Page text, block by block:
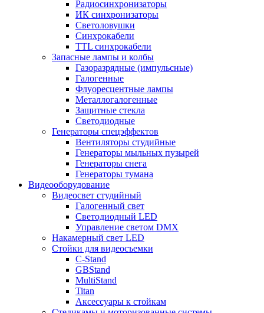
Радиосинхронизаторы
ИК синхронизаторы
Светоловушки
Синхрокабели
TTL синхрокабели
Запасные лампы и колбы
Газоразрядные (импульсные)
Галогенные
Флуоресцентные лампы
Металлогалогенные
Защитные стекла
Светодиодные
Генераторы спецэффектов
Вентиляторы студийные
Генераторы мыльных пузырей
Генераторы снега
Генераторы тумана
Видеооборудование
Видеосвет студийный
Галогенный свет
Светодиодный LED
Управление светом DMX
Накамерный свет LED
Стойки для видеосъемки
C-Stand
GBStand
MultiStand
Titan
Аксессуары к стойкам